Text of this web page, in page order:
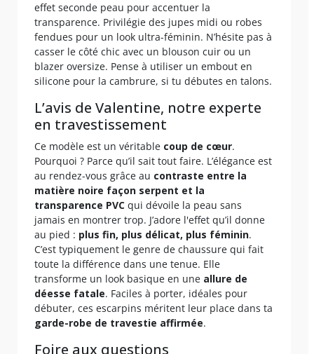
effet seconde peau pour accentuer la
transparence. Privilégie des jupes midi ou robes
fendues pour un look ultra-féminin. N’hésite pas à
casser le côté chic avec un blouson cuir ou un
blazer oversize. Pense à utiliser un embout en
silicone pour la cambrure, si tu débutes en talons.
L’avis de Valentine, notre experte
en travestissement
Ce modèle est un véritable coup de cœur.
Pourquoi ? Parce qu’il sait tout faire. L’élégance est
au rendez-vous grâce au contraste entre la
matière noire façon serpent et la
transparence PVC qui dévoile la peau sans
jamais en montrer trop. J’adore l'effet qu’il donne
au pied : plus fin, plus délicat, plus féminin.
C’est typiquement le genre de chaussure qui fait
toute la différence dans une tenue. Elle
transforme un look basique en une allure de
déesse fatale. Faciles à porter, idéales pour
débuter, ces escarpins méritent leur place dans ta
garde-robe de travestie affirmée.
Foire aux questions